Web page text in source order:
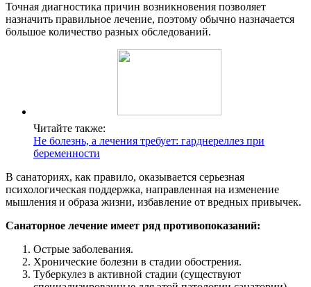
Точная диагностика причин возникновения позволяет
назначить правильное лечение, поэтому обычно назначается
большое количество разных обследований.
Читайте также:
Не болезнь, а лечения требует: гарднереллез при
беременности
В санаториях, как правило, оказывается серьезная
психологическая поддержка, направленная на изменение
мышления и образа жизни, избавление от вредных привычек.
Санаторное лечение имеет ряд противопоказаний:
Острые заболевания.
Хронические болезни в стадии обострения.
Туберкулез в активной стадии (существуют